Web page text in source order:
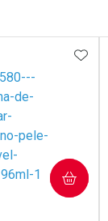
COMPRAR